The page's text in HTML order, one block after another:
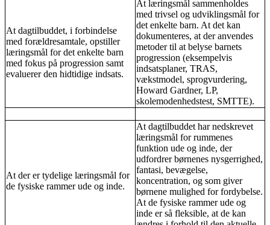
At dagtilbuddet, i forbindelse
med forældresamtale, opstiller
læringsmål for det enkelte barn
med fokus på progression samt
evaluerer den hidtidige indsats.
At læringsmål sammenholdes
med trivsel og udviklingsmål for
det enkelte barn. At det kan
dokumenteres, at der anvendes
metoder til at belyse barnets
progression (eksempelvis
indsatsplaner, TRAS,
vækstmodel, sprogvurdering,
Howard Gardner, LP,
skolemodenhedstest, SMTTE).
At der er tydelige læringsmål for
de fysiske rammer ude og inde.
At dagtilbuddet har nedskrevet
læringsmål for rummenes
funktion ude og inde, der
udfordrer børnenes nysgerrighed,
fantasi, bevægelse,
koncentration, og som giver
børnene mulighed for fordybelse.
At de fysiske rammer ude og
inde er så fleksible, at de kan